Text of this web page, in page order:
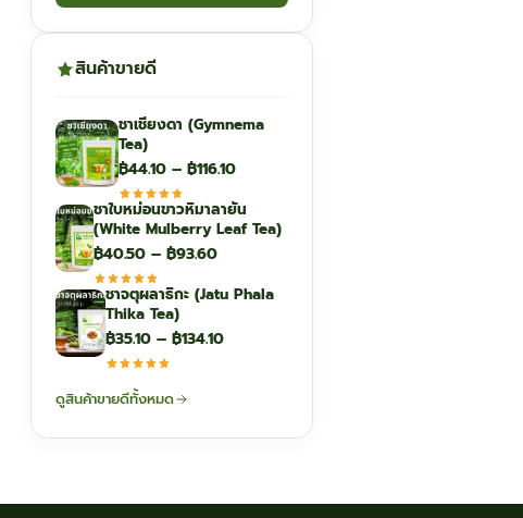
สินค้าขายดี
ชาเชียงดา (Gymnema
Tea)
฿44.10 – ฿116.10Price
฿44.10
through
ชาใบหม่อนขาวหิมาลายัน
(White Mulberry Leaf Tea)
฿40.50 – ฿93.60Price
฿40.50
฿93.60
ชาจตุผลาธิกะ (Jatu Phala
Thika Tea)
฿35.10 – ฿134.10Price
฿134.10
ดูสินค้าขายดีทั้งหมด